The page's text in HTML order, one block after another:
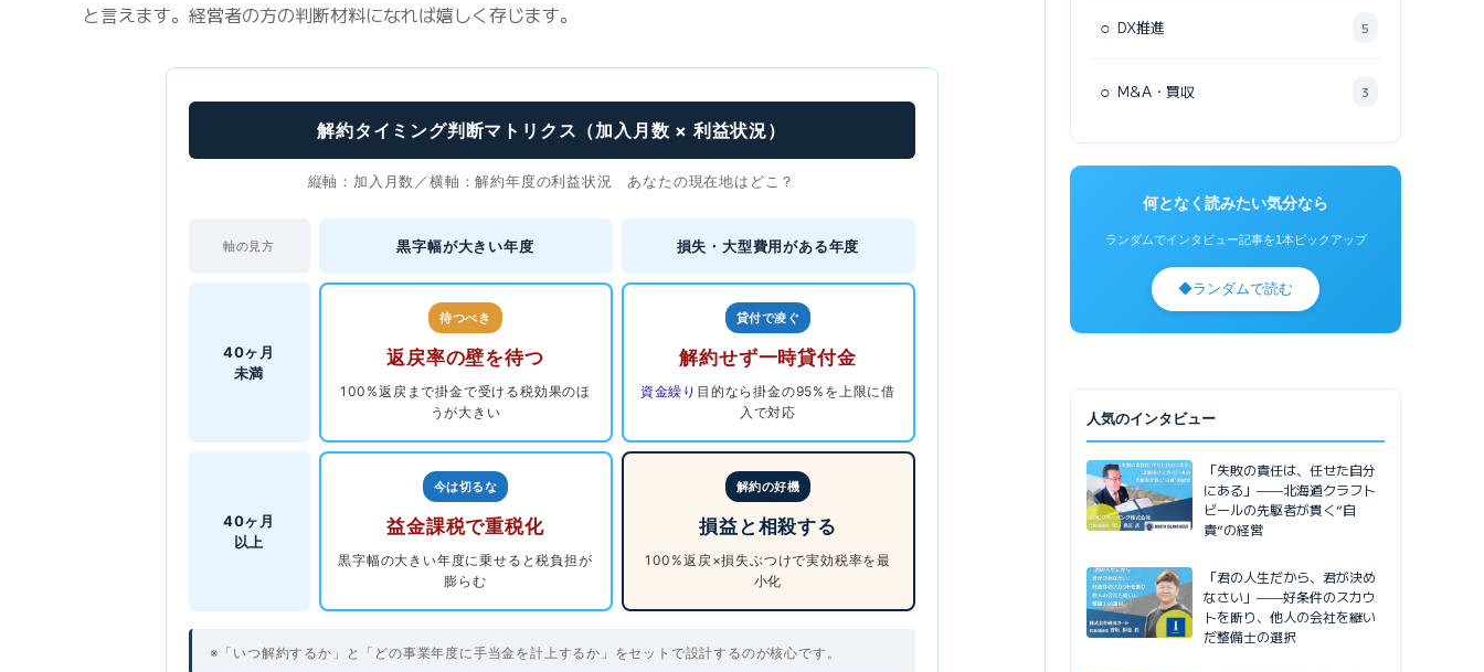
と言えます。経営者の方の判断材料になれば嬉しく存じます。
解約タイミング判断マトリクス（加入月数 × 利益状況）
縦軸：加入月数／横軸：解約年度の利益状況 あなたの現在地はどこ？
軸の見方 黒字幅が大きい年度 損失・大型費用がある年度
40ヶ月
未満
待つべき
返戻率の壁を待つ
100%返戻まで掛金で受ける税効果のほ
うが大きい
貸付で凌ぐ
解約せず一時貸付金
資金繰り 目的なら掛金の95%を上限に借
入で対応
40ヶ月
以上
今は切るな
益金課税で重税化
黒字幅の大きい年度に乗せると税負担が
膨らむ
解約の好機
損益と相殺する
100%返戻×損失ぶつけで実効税率を最
小化
※「いつ解約するか」と「どの事業年度に手当金を計上するか」をセットで設計するのが核心です。
○ DX推進 5
○ M&A・買収 3
何となく読みたい気分なら
ランダムでインタビュー記事を1本ピックアップ
◆ランダムで読む
人気のインタビュー
「失敗の責任は、任せた自分
にある」——北海道クラフト
ビールの先駆者が貫く”自
責”の経営
「君の人生だから、君が決め
なさい」——好条件のスカウ
トを断り、他人の会社を継い
だ整備士の選択